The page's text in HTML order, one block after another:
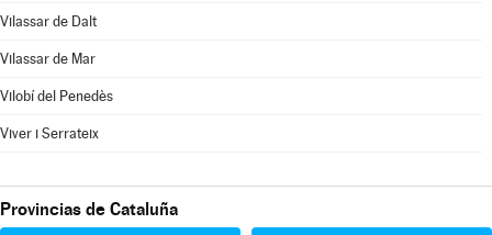
Vilassar de Dalt
Vilassar de Mar
Vilobí del Penedès
Viver i Serrateix
Provincias de Cataluña